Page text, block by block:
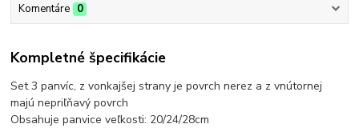
Komentáre 0
Kompletné špecifikácie
Set 3 panvíc, z vonkajšej strany je povrch nerez a z vnútornej
majú nepriľňavý povrch
Obsahuje panvice veľkosti: 20/24/28cm